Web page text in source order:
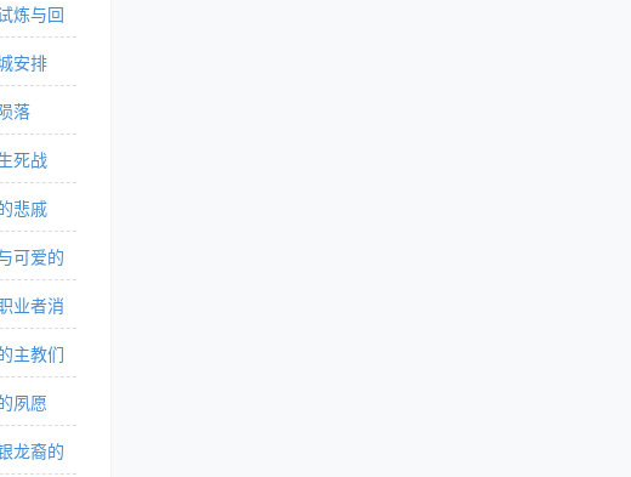
炼与回
安排
落
死战
悲戚
可爱的
业者消
主教们
夙愿
龙裔的